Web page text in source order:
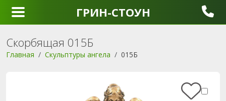
ГРИН-СТОУН
Скорбящая 015Б
Главная Скульптуры ангела 015Б